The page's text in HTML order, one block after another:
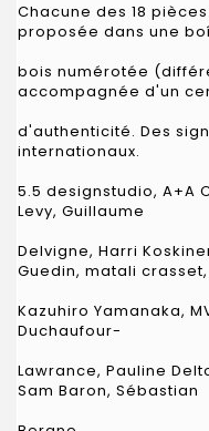
Chacune des 18
proposée dans une
bois numérotée
accompagnée d'un
d'authenticité. Des
internationaux.
5.5 designstudio, A+A
Levy, Guillaume
Delvigne, Harri
Guedin, matali crasset,
Kazuhiro Yamanaka,
Duchaufour-
Lawrance, Pauline
Sam Baron, Sébastian